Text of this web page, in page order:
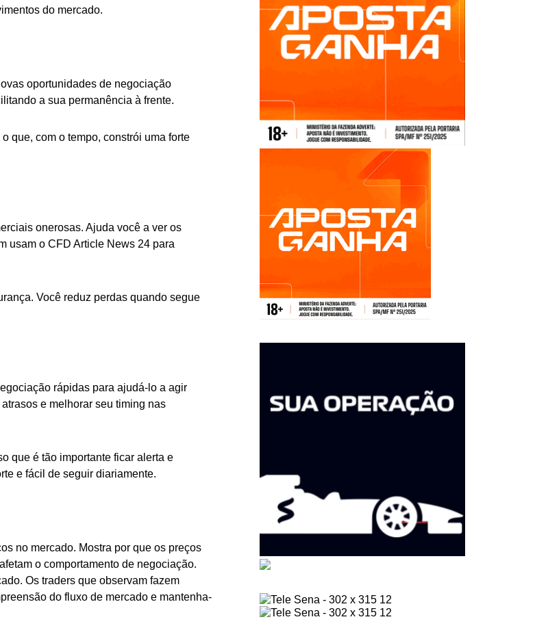
do mercado.
oportunidades de negociação
a sua permanência à frente.
que, com o tempo, constrói uma forte
onerosas. Ajuda você a ver os
usam o CFD Article News 24 para
Você reduz perdas quando segue
rápidas para ajudá-lo a agir
e melhorar seu timing nas
que é tão importante ficar alerta e
e fácil de seguir diariamente.
no mercado. Mostra por que os preços
o comportamento de negociação.
Os traders que observam fazem
do fluxo de mercado e mantenha-